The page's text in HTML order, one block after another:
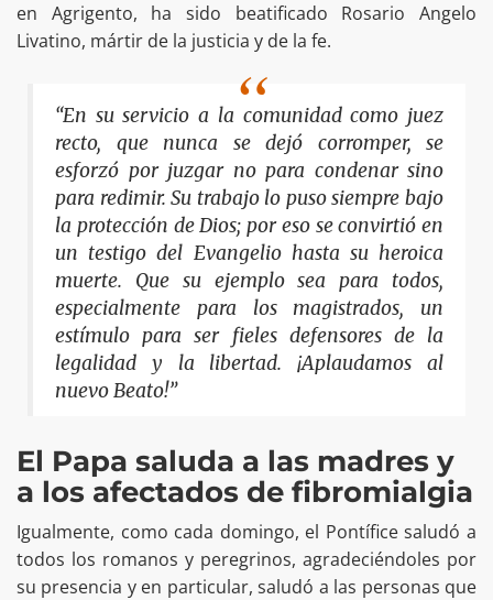
en Agrigento, ha sido beatificado Rosario Angelo
Livatino, mártir de la justicia y de la fe.
“En su servicio a la comunidad como juez
recto, que nunca se dejó corromper, se
esforzó por juzgar no para condenar sino
para redimir. Su trabajo lo puso siempre bajo
la protección de Dios; por eso se convirtió en
un testigo del Evangelio hasta su heroica
muerte. Que su ejemplo sea para todos,
especialmente para los magistrados, un
estímulo para ser fieles defensores de la
legalidad y la libertad. ¡Aplaudamos al
nuevo Beato!”
El Papa saluda a las madres y
a los afectados de fibromialgia
Igualmente, como cada domingo, el Pontífice saludó a
todos los romanos y peregrinos, agradeciéndoles por
su presencia y en particular, saludó a las personas que